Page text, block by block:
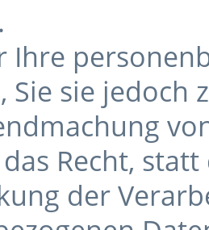
Ihre
Sie sie jedoch
Recht,
der